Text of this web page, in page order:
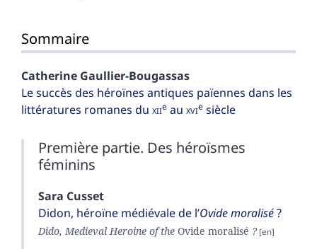
Sommaire
Catherine Gaullier-Bougassas
Le succès des héroïnes antiques païennes dans les
littératures romanes du xiie au xvie siècle
Première partie. Des héroïsmes
féminins
Sara Cusset
Didon, héroïne médiévale de l’Ovide moralisé?
Dido, Medieval Heroine of the Ovide moralisé ?